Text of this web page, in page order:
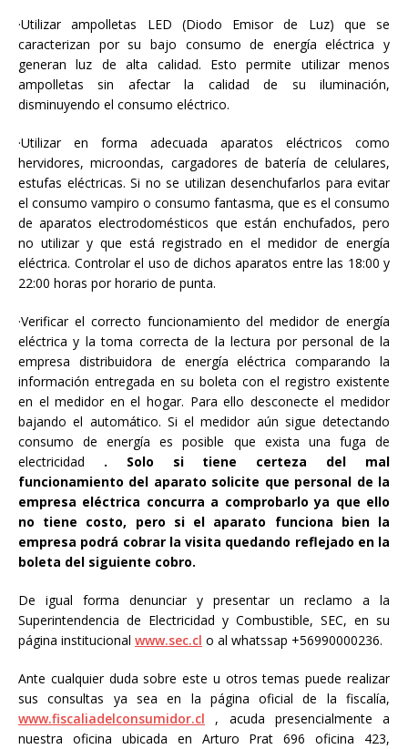
·Utilizar ampolletas LED (Diodo Emisor de Luz) que se
caracterizan por su bajo consumo de energía eléctrica y
generan luz de alta calidad. Esto permite utilizar menos
ampolletas sin afectar la calidad de su iluminación,
disminuyendo el consumo eléctrico.
·Utilizar en forma adecuada aparatos eléctricos como
hervidores, microondas, cargadores de batería de celulares,
estufas eléctricas. Si no se utilizan desenchufarlos para evitar
el consumo vampiro o consumo fantasma, que es el consumo
de aparatos electrodomésticos que están enchufados, pero
no utilizar y que está registrado en el medidor de energía
eléctrica. Controlar el uso de dichos aparatos entre las 18:00 y
22:00 horas por horario de punta.
·Verificar el correcto funcionamiento del medidor de energía
eléctrica y la toma correcta de la lectura por personal de la
empresa distribuidora de energía eléctrica comparando la
información entregada en su boleta con el registro existente
en el medidor en el hogar. Para ello desconecte el medidor
bajando el automático. Si el medidor aún sigue detectando
consumo de energía es posible que exista una fuga de
electricidad . Solo si tiene certeza del mal
funcionamiento del aparato solicite que personal de la
empresa eléctrica concurra a comprobarlo ya que ello
no tiene costo, pero si el aparato funciona bien la
empresa podrá cobrar la visita quedando reflejado en la
boleta del siguiente cobro.
De igual forma denunciar y presentar un reclamo a la
Superintendencia de Electricidad y Combustible, SEC, en su
página institucional www.sec.cl o al whatssap +56990000236.
Ante cualquier duda sobre este u otros temas puede realizar
sus consultas ya sea en la página oficial de la fiscalía,
www.fiscaliadelconsumidor.cl , acuda presencialmente a
nuestra oficina ubicada en Arturo Prat 696 oficina 423,